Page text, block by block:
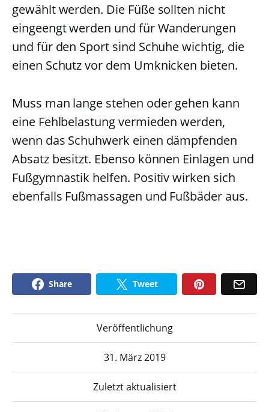
gewählt werden. Die Füße sollten nicht
eingeengt werden und für Wanderungen
und für den Sport sind Schuhe wichtig, die
einen Schutz vor dem Umknicken bieten.
Muss man lange stehen oder gehen kann
eine Fehlbelastung vermieden werden,
wenn das Schuhwerk einen dämpfenden
Absatz besitzt. Ebenso können Einlagen und
Fußgymnastik helfen. Positiv wirken sich
ebenfalls Fußmassagen und Fußbäder aus.
Share Tweet
Veröffentlichung
31. März 2019
Zuletzt aktualisiert